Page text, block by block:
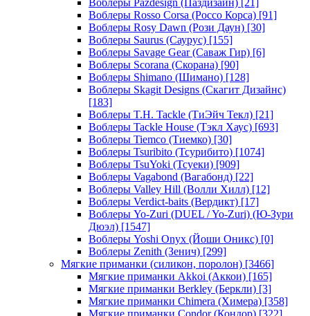
Воблеры Pazdesign (Паздизайн) [21]
Воблеры Rosso Corsa (Россо Корса) [91]
Воблеры Rosy Dawn (Рози Даун) [30]
Воблеры Saurus (Саурус) [155]
Воблеры Savage Gear (Саваж Гир) [6]
Воблеры Scorana (Скорана) [90]
Воблеры Shimano (Шимано) [128]
Воблеры Skagit Designs (Скагит Дизайнс)
[183]
Воблеры T.H. Tackle (ТиЭйч Текл) [21]
Воблеры Tackle House (Тэкл Хаус) [693]
Воблеры Tiemco (Тиемко) [30]
Воблеры Tsuribito (Тсурибито) [1074]
Воблеры TsuYoki (Тсуеки) [909]
Воблеры Vagabond (Вагабонд) [22]
Воблеры Valley Hill (Волли Хилл) [12]
Воблеры Verdict-baits (Вердикт) [17]
Воблеры Yo-Zuri (DUEL / Yo-Zuri) (Ю-Зури
Дюэл) [1547]
Воблеры Yoshi Onyx (Йоши Оникс) [0]
Воблеры Zenith (Зенич) [299]
Мягкие приманки (силикон, поролон) [3466]
Мягкие приманки Akkoi (Аккои) [165]
Мягкие приманки Berkley (Беркли) [3]
Мягкие приманки Chimera (Химера) [358]